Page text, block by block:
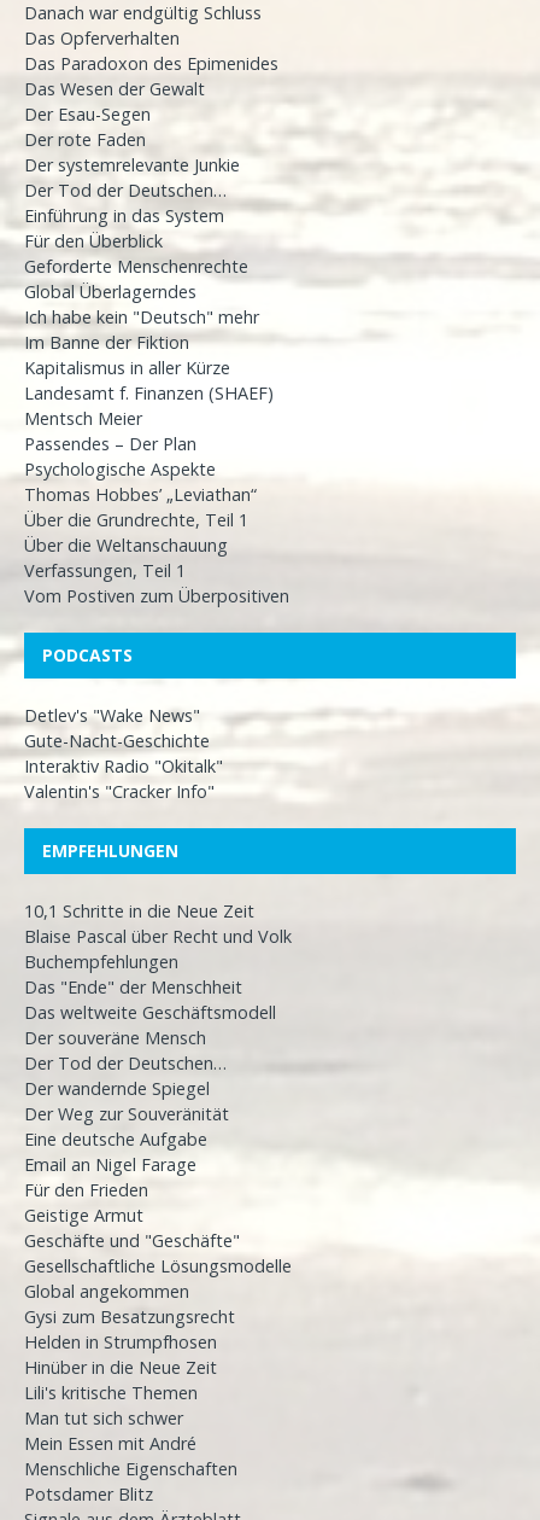
Danach war endgültig Schluss
Das Opferverhalten
Das Paradoxon des Epimenides
Das Wesen der Gewalt
Der Esau-Segen
Der rote Faden
Der systemrelevante Junkie
Der Tod der Deutschen…
Einführung in das System
Für den Überblick
Geforderte Menschenrechte
Global Überlagerndes
Ich habe kein "Deutsch" mehr
Im Banne der Fiktion
Kapitalismus in aller Kürze
Landesamt f. Finanzen (SHAEF)
Mentsch Meier
Passendes – Der Plan
Psychologische Aspekte
Thomas Hobbes’ „Leviathan“
Über die Grundrechte, Teil 1
Über die Weltanschauung
Verfassungen, Teil 1
Vom Postiven zum Überpositiven
PODCASTS
Detlev's "Wake News"
Gute-Nacht-Geschichte
Interaktiv Radio "Okitalk"
Valentin's "Cracker Info"
EMPFEHLUNGEN
10,1 Schritte in die Neue Zeit
Blaise Pascal über Recht und Volk
Buchempfehlungen
Das "Ende" der Menschheit
Das weltweite Geschäftsmodell
Der souveräne Mensch
Der Tod der Deutschen…
Der wandernde Spiegel
Der Weg zur Souveränität
Eine deutsche Aufgabe
Email an Nigel Farage
Für den Frieden
Geistige Armut
Geschäfte und "Geschäfte"
Gesellschaftliche Lösungsmodelle
Global angekommen
Gysi zum Besatzungsrecht
Helden in Strumpfhosen
Hinüber in die Neue Zeit
Lili's kritische Themen
Man tut sich schwer
Mein Essen mit André
Menschliche Eigenschaften
Potsdamer Blitz